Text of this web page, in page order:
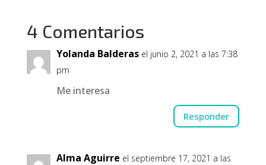
4 Comentarios
Yolanda Balderas el junio 2, 2021 a las 7:38
pm
Me interesa
Responder
Alma Aguirre el septiembre 17, 2021 a las